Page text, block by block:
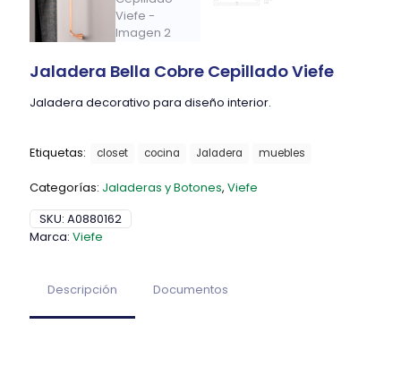
Jaladera Bella Cobre Cepillado Viefe
Jaladera decorativo para diseño interior.
Etiquetas: closet cocina Jaladera muebles
Categorías: Jaladeras y Botones, Viefe
SKU: A0880162
Marca: Viefe
Descripción Documentos